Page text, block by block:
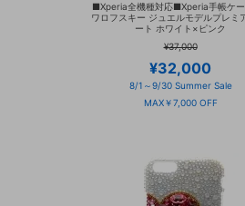
■Xperia全機種対応■Xperia手帳ケ
ワロフスキー ジュエルモデルプレミ
ート ホワイト×ピンク
¥37,000
¥32,000
8/1～9/30 Summer Sale
MAX￥7,000 OFF